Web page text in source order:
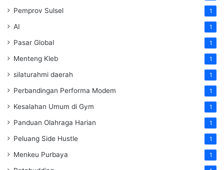
Pemprov Sulsel 1
AI 1
Pasar Global 1
Menteng Kleb 1
silaturahmi daerah 1
Perbandingan Performa Modem 1
Kesalahan Umum di Gym 1
Panduan Olahraga Harian 1
Peluang Side Hustle 1
Menkeu Purbaya 1